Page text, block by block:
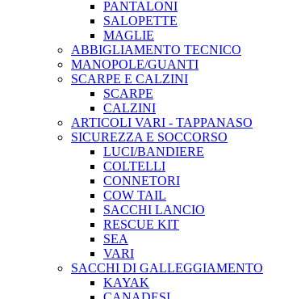
PANTALONI
SALOPETTE
MAGLIE
ABBIGLIAMENTO TECNICO
MANOPOLE/GUANTI
SCARPE E CALZINI
SCARPE
CALZINI
ARTICOLI VARI - TAPPANASO
SICUREZZA E SOCCORSO
LUCI/BANDIERE
COLTELLI
CONNETORI
COW TAIL
SACCHI LANCIO
RESCUE KIT
SEA
VARI
SACCHI DI GALLEGGIAMENTO
KAYAK